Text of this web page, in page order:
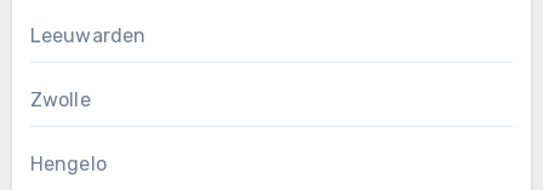
Leeuwarden
Zwolle
Hengelo